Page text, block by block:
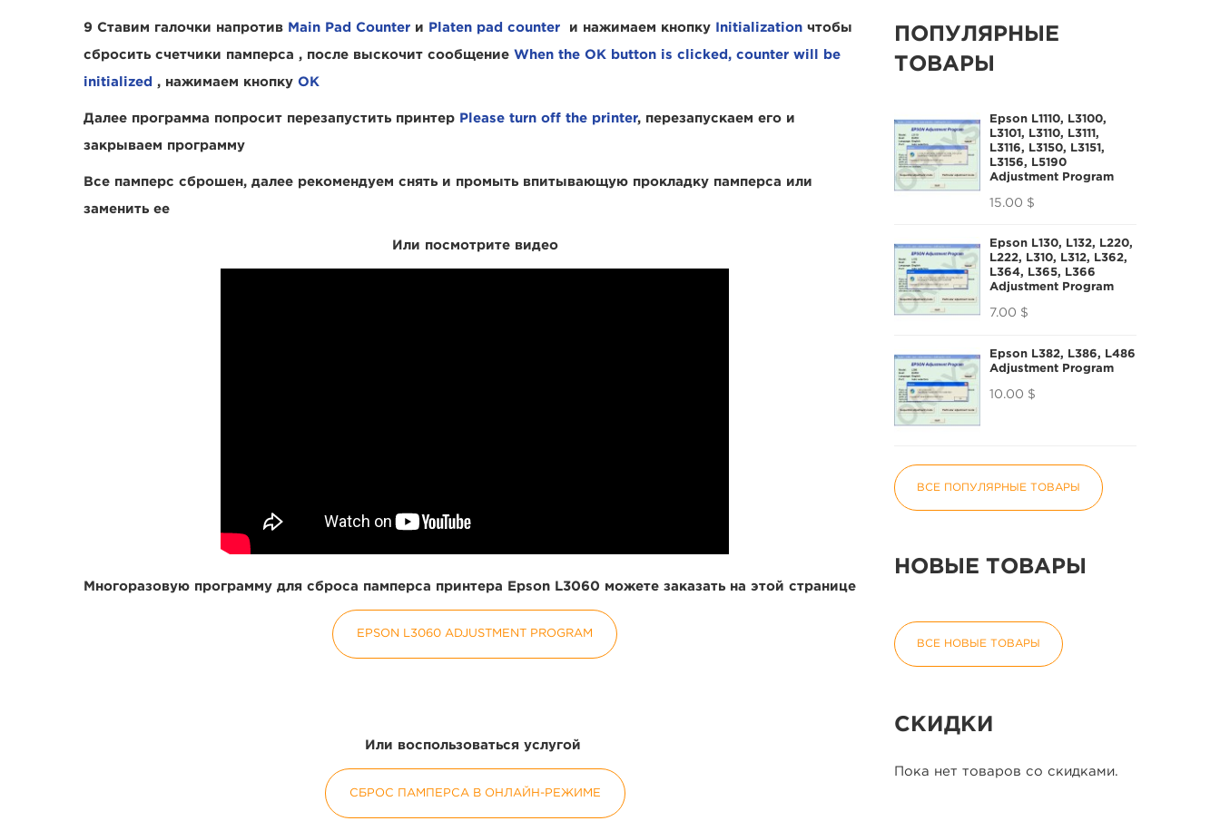
9 Ставим галочки напротив Main Pad Counter и Platen pad counter и нажимаем кнопку Initialization чтобы
сбросить счетчики памперса , после выскочит сообщение When the OK button is clicked, counter will be
initialized , нажимаем кнопку OK
Далее программа попросит перезапустить принтер Please turn off the printer, перезапускаем его и
закрываем программу
Все памперс сброшен, далее рекомендуем снять и промыть впитывающую прокладку памперса или
заменить ее
Или посмотрите видео
Многоразовую программу для сброса памперса принтера Epson L3060 можете заказать на этой странице
EPSON L3060 ADJUSTMENT PROGRAM
Или воспользоваться услугой
СБРОС ПАМПЕРСА В ОНЛАЙН-РЕЖИМЕ
ПОПУЛЯРНЫЕ
ТОВАРЫ
Epson L1110, L3100,
L3101, L3110, L3111,
L3116, L3150, L3151,
L3156, L5190
Adjustment Program
15.00 $
Epson L130, L132, L220,
L222, L310, L312, L362,
L364, L365, L366
Adjustment Program
7.00 $
Epson L382, L386, L486
Adjustment Program
10.00 $
ВСЕ ПОПУЛЯРНЫЕ ТОВАРЫ
НОВЫЕ ТОВАРЫ
ВСЕ НОВЫЕ ТОВАРЫ
СКИДКИ
Пока нет товаров со скидками.